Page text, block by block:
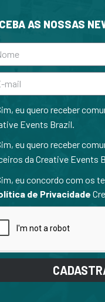
AS NOSSAS
eu quero receber
Events Brazil.
eu quero receber
da Creative Events
eu concordo com os
de Privacidade